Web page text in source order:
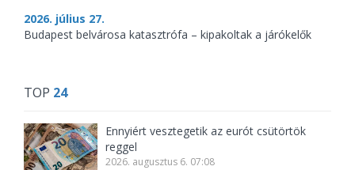
2026. július 27.
Budapest belvárosa katasztrófa – kipakoltak a járókelők
TOP 24
Ennyiért vesztegetik az eurót csütörtök
reggel
2026. augusztus 6. 07:08